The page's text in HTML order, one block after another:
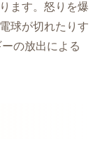
ます。怒りを爆
球が切れたりす
の放出による